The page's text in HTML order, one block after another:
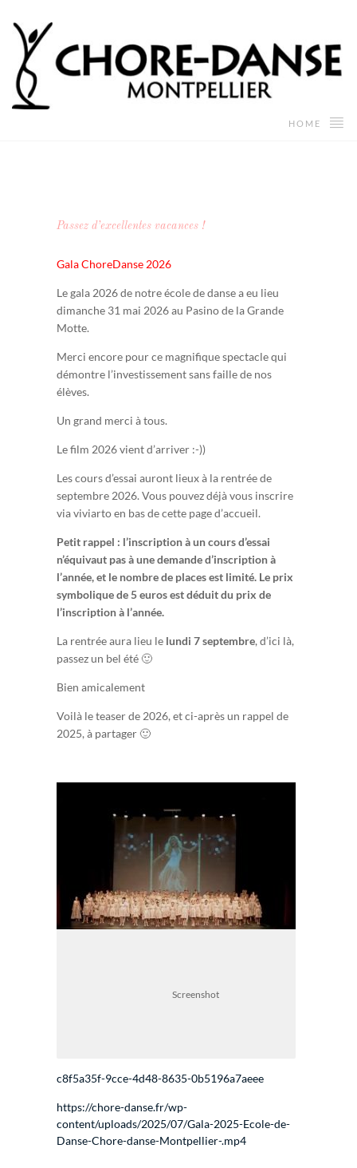
HOME
Passez d’excellentes vacances !
Gala ChoreDanse 2026
Le gala 2026 de notre école de danse a eu lieu
dimanche 31 mai 2026 au Pasino de la Grande
Motte.
Merci encore pour ce magnifique spectacle qui
démontre l’investissement sans faille de nos
élèves.
Un grand merci à tous.
Le film 2026 vient d’arriver :-))
Les cours d’essai auront lieux à la rentrée de
septembre 2026. Vous pouvez déjà vous inscrire
via viviarto en bas de cette page d’accueil.
Petit rappel : l’inscription à un cours d’essai
n’équivaut pas à une demande d’inscription à
l’année, et le nombre de places est limité. Le prix
symboliquede 5 euros est déduit du prix de
l’inscription à l’année.
La rentrée aura lieu le lundi 7 septembre, d’ici là,
passez un bel été 🙂
Bien amicalement
Voilà le teaser de 2026, et ci-après un rappel de
2025, à partager 🙂
Screenshot
c8f5a35f-9cce-4d48-8635-0b5196a7aeee
https://chore-danse.fr/wp-
content/uploads/2025/07/Gala-2025-Ecole-de-
Danse-Chore-danse-Montpellier-.mp4